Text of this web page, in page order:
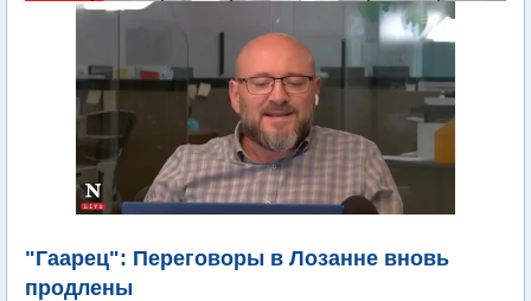
"Гаарец": Переговоры в Лозанне вновь
продлены